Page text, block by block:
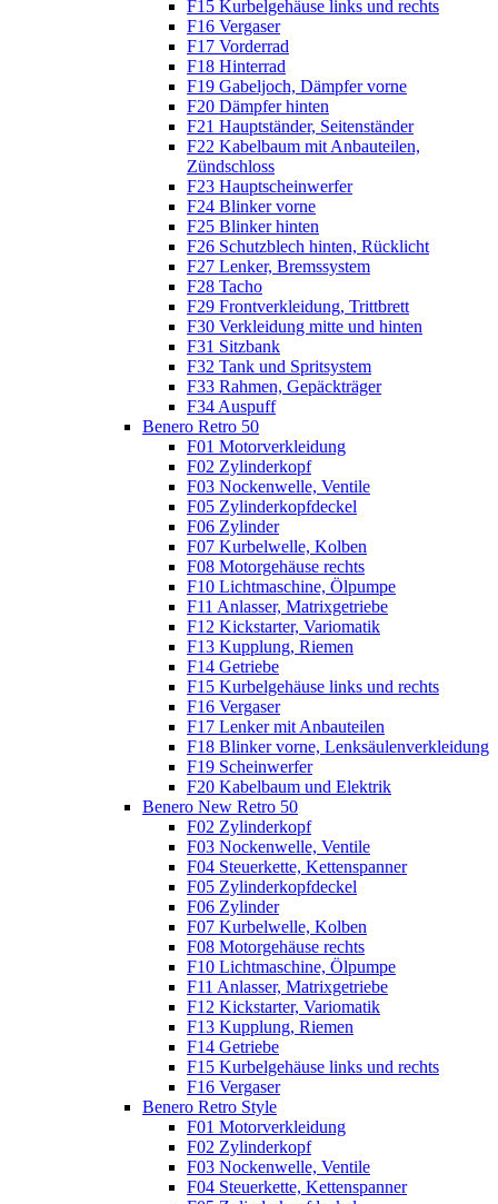
F15 Kurbelgehäuse links und rechts
F16 Vergaser
F17 Vorderrad
F18 Hinterrad
F19 Gabeljoch, Dämpfer vorne
F20 Dämpfer hinten
F21 Hauptständer, Seitenständer
F22 Kabelbaum mit Anbauteilen,
Zündschloss
F23 Hauptscheinwerfer
F24 Blinker vorne
F25 Blinker hinten
F26 Schutzblech hinten, Rücklicht
F27 Lenker, Bremssystem
F28 Tacho
F29 Frontverkleidung, Trittbrett
F30 Verkleidung mitte und hinten
F31 Sitzbank
F32 Tank und Spritsystem
F33 Rahmen, Gepäckträger
F34 Auspuff
Benero Retro 50
F01 Motorverkleidung
F02 Zylinderkopf
F03 Nockenwelle, Ventile
F05 Zylinderkopfdeckel
F06 Zylinder
F07 Kurbelwelle, Kolben
F08 Motorgehäuse rechts
F10 Lichtmaschine, Ölpumpe
F11 Anlasser, Matrixgetriebe
F12 Kickstarter, Variomatik
F13 Kupplung, Riemen
F14 Getriebe
F15 Kurbelgehäuse links und rechts
F16 Vergaser
F17 Lenker mit Anbauteilen
F18 Blinker vorne, Lenksäulenverkleidung
F19 Scheinwerfer
F20 Kabelbaum und Elektrik
Benero New Retro 50
F02 Zylinderkopf
F03 Nockenwelle, Ventile
F04 Steuerkette, Kettenspanner
F05 Zylinderkopfdeckel
F06 Zylinder
F07 Kurbelwelle, Kolben
F08 Motorgehäuse rechts
F10 Lichtmaschine, Ölpumpe
F11 Anlasser, Matrixgetriebe
F12 Kickstarter, Variomatik
F13 Kupplung, Riemen
F14 Getriebe
F15 Kurbelgehäuse links und rechts
F16 Vergaser
Benero Retro Style
F01 Motorverkleidung
F02 Zylinderkopf
F03 Nockenwelle, Ventile
F04 Steuerkette, Kettenspanner